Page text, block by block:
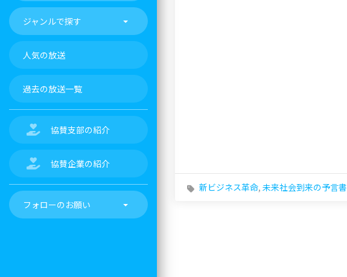
ジャンルで探す
人気の放送
過去の放送一覧
協賛支部の紹介
協賛企業の紹介
フォローのお願い
新ビジネス革命, 未来社会到来の予言書